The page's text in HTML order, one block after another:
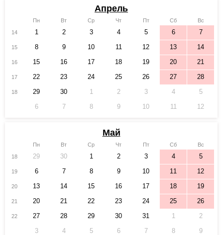
Апрель
Пн Вт Ср Чт Пт Сб
Вс
14
1 2 3 4 5 6 7
15 8 9 10 11 12 13 14
16 15 16 17 18 19 20 21
17 22 23 24 25 26 27 28
18 29 30 1 2 3 4
5
6
7 8 9 10 11 12
Май
Пн Вт Ср Чт Пт Сб
Вс
18
29 30 1 2 3 4 5
19 6 7 8 9 10 11 12
20 13 14 15 16 17 18 19
21 20 21 22 23 24 25 26
22 27 28 29 30 31 1
2
3
4 5 6 7 8 9